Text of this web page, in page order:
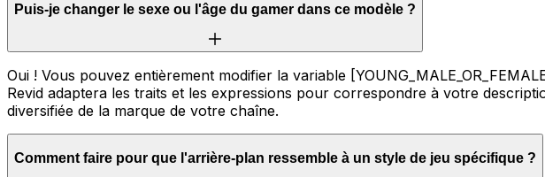
Puis-je changer le sexe ou l'âge du gamer dans ce modèle ?
Oui ! Vous pouvez entièrement modifier la variable
Revid adaptera les traits et les expressions pour correspondre à votre
diversifiée de la marque de votre chaîne.
Comment faire pour que l'arrière-plan ressemble à un style de jeu spécifique ?